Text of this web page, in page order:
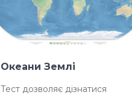
Океани Землі
Тест дозволяє дізнатися